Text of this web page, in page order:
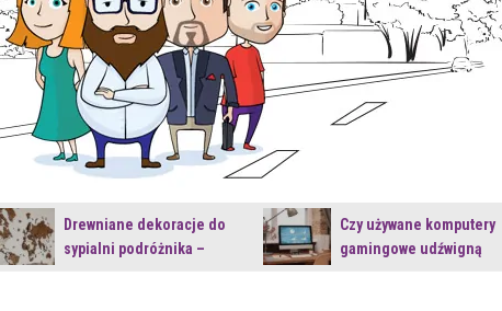
Drewniane dekoracje do
sypialni podróżnika –
Czy używane komputery
gamingowe udźwigną